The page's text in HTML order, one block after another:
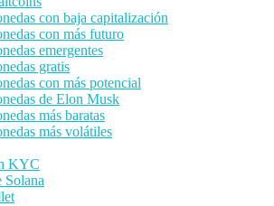
con baja capitalización
con más futuro
emergentes
gratis
con más potencial
de Elon Musk
más baratas
más volátiles
KYC
Solana